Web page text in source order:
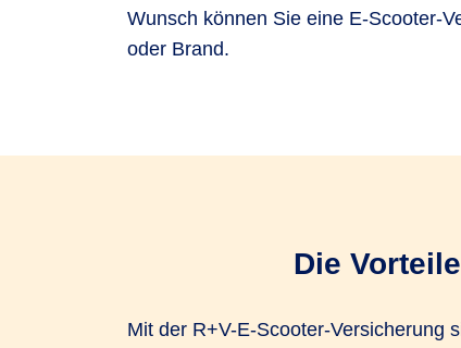
Wunsch können Sie eine E-Scooter-
oder Brand.
Die
Mit der R+V-E-Scooter-Versicherung